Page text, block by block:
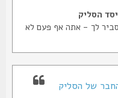
לך - אתה אף פעם לא